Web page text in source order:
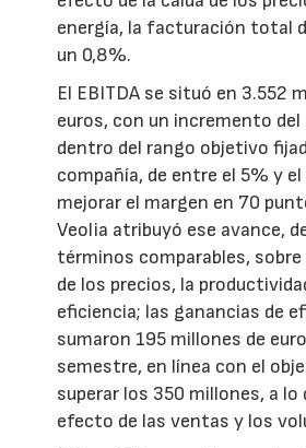
energía, la facturación total
un 0,8%.
El EBITDA se situó en 3.552
euros, con un incremento
dentro del rango objetivo
compañía, de entre el 5% y
mejorar el margen en 70
Veolia atribuyó ese avance,
términos comparables,
de los precios, la
eficiencia; las ganancias de
sumaron 195 millones de
semestre, en línea con el
superar los 350 millones, a lo
efecto de las ventas y los